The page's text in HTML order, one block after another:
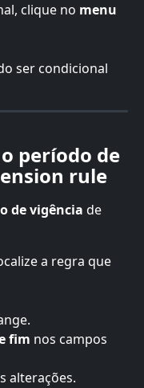
clique no menu
ser condicional
período de
rule
de vigência de
a regra que
fim nos campos
alterações.